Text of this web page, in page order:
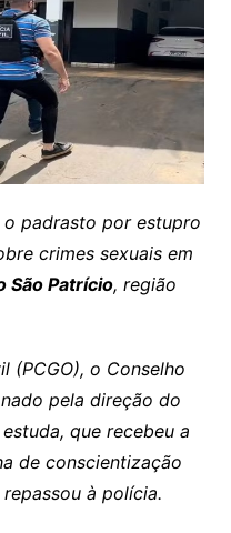
padrasto por estupro
crimes sexuais em
São Patrício, região
(PCGO), o Conselho
pela direção do
que recebeu a
de conscientização
à polícia.